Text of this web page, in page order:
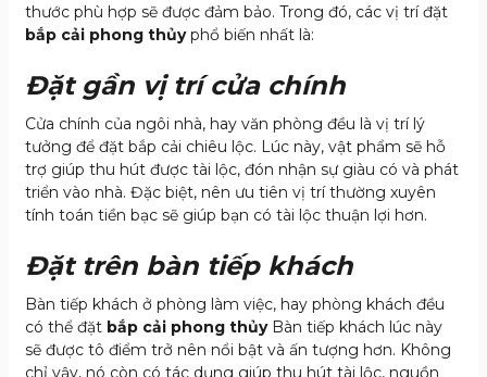
thước phù hợp sẽ được đảm bảo. Trong đó, các vị trí đặt
bắp cải phong thủyphổ biến nhất là:
Đặt gần vị trí cửa chính
Cửa chính của ngôi nhà, hay văn phòng đều là vị trí lý
tưởng để đặt bắp cải chiêu lộc. Lúc này, vật phẩm sẽ hỗ
trợ giúp thu hút được tài lộc, đón nhận sự giàu có và phát
triển vào nhà. Đặc biệt, nên ưu tiên vị trí thường xuyên
tính toán tiền bạc sẽ giúp bạn có tài lộc thuận lợi hơn.
Đặt trên bàn tiếp khách
Bàn tiếp khách ở phòng làm việc, hay phòng khách đều
có thể đặt bắp cải phong thủy Bàn tiếp khách lúc này
sẽ được tô điểm trở nên nổi bật và ấn tượng hơn. Không
chỉ vậy, nó còn có tác dụng giúp thu hút tài lộc, nguồn